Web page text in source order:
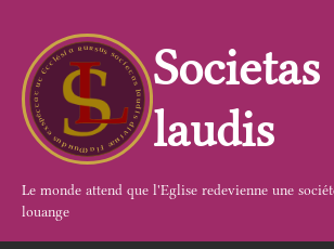
contenu
Societas
laudis
Le monde attend que l'Eglise redevienne une
louange